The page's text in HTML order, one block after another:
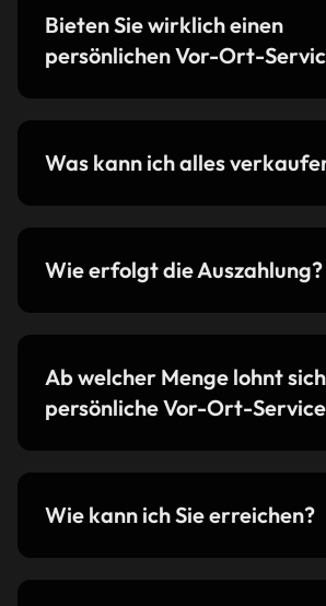
Bieten Sie wirklich einen
persönlichen Vor-Ort-
Was kann ich alles
Wie erfolgt die Auszahlung?
Ab welcher Menge lohnt
persönliche Vor-Ort-
Wie kann ich Sie erreichen?